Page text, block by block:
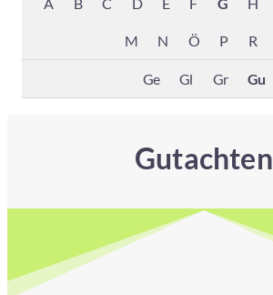
M N Ö P R
Ge Gl Gr Gu
Gutachten